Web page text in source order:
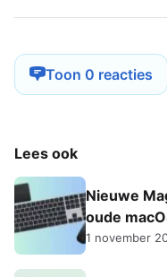
Toon 0 reacties
Lees ook
Nieuwe
oude
1 november